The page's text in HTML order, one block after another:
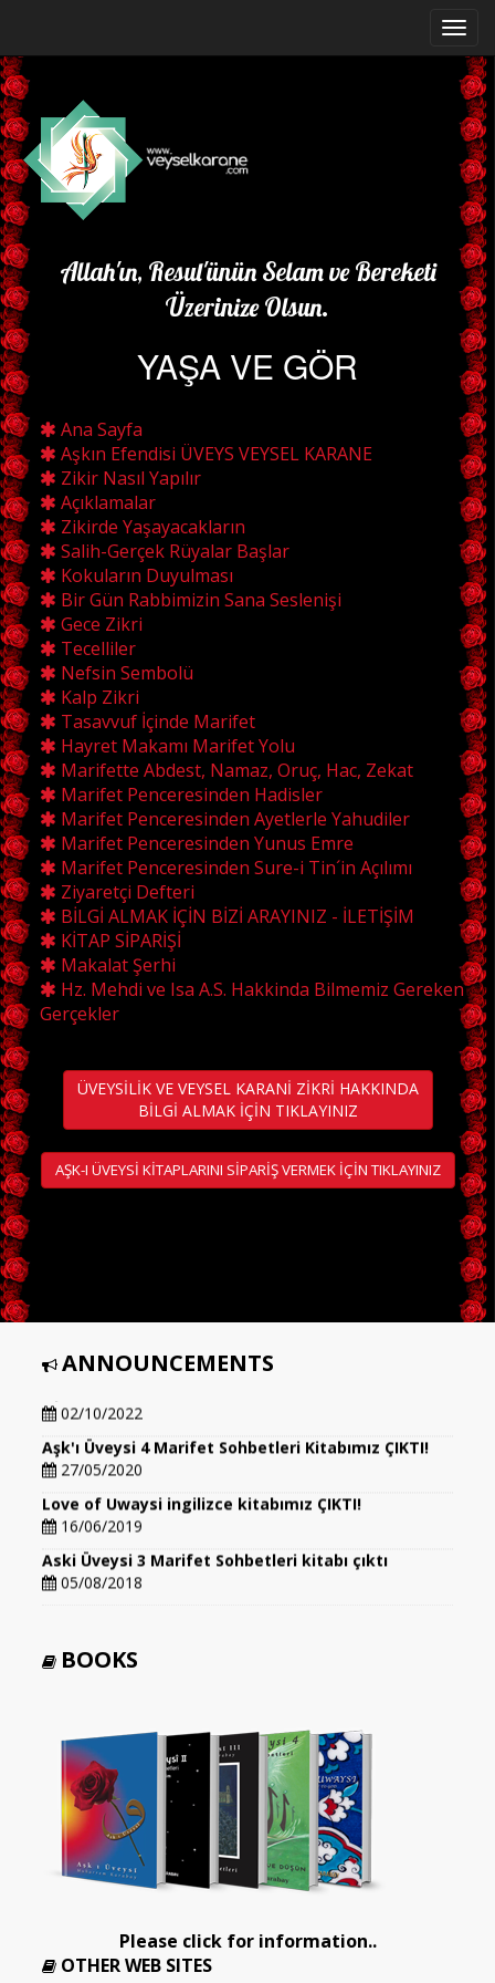
Allah'ın, Resul'ünün Selam ve Bereketi
Üzerinize Olsun.
YAŞA VE GÖR
Ana Sayfa
Aşkın Efendisi ÜVEYS VEYSEL KARANE
Zikir Nasıl Yapılır
Açıklamalar
Zikirde Yaşayacakların
Salih-Gerçek Rüyalar Başlar
Kokuların Duyulması
Bir Gün Rabbimizin Sana Seslenişi
Gece Zikri
Tecelliler
Nefsin Sembolü
Kalp Zikri
Tasavvuf İçinde Marifet
Hayret Makamı Marifet Yolu
Marifette Abdest, Namaz, Oruç, Hac, Zekat
Marifet Penceresinden Hadisler
Marifet Penceresinden Ayetlerle Yahudiler
Marifet Penceresinden Yunus Emre
Marifet Penceresinden Sure-i Tin´in Açılımı
Ziyaretçi Defteri
BİLGİ ALMAK İÇİN BİZİ ARAYINIZ - İLETİŞİM
KİTAP SİPARİŞİ
Makalat Şerhi
Hz. Mehdi ve Isa A.S. Hakkinda Bilmemiz Gereken
Gerçekler
ÜVEYSİLİK VE VEYSEL KARANİ ZİKRİ HAKKINDA
BİLGİ ALMAK İÇİN TIKLAYINIZ
AŞK-I ÜVEYSİ KİTAPLARINI SİPARİŞ VERMEK İÇİN TIKLAYINIZ
ANNOUNCEMENTS
02/10/2022
Aşk'ı Üveysi 4 Marifet Sohbetleri Kitabımız ÇIKTI!
27/05/2020
Love of Uwaysi ingilizce kitabımız ÇIKTI!
16/06/2019
Aski Üveysi 3 Marifet Sohbetleri kitabı çıktı
05/08/2018
BOOKS
Please click for information..
OTHER WEB SITES